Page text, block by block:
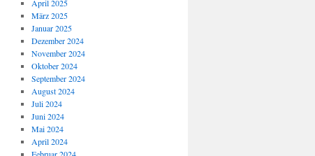
April 2025
März 2025
Januar 2025
Dezember 2024
November 2024
Oktober 2024
September 2024
August 2024
Juli 2024
Juni 2024
Mai 2024
April 2024